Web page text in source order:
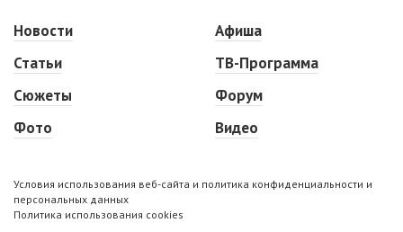
Новости
Статьи
Сюжеты
Фото
Афиша
ТВ-Программа
Форум
Видео
Условия использования веб-сайта и политика конфиденциальности и
персональных данных
Политика использования cookies